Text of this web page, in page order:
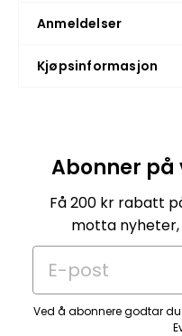
Anmeldelser
Kjøpsinformasjon
Abonner
Få 200 kr rabatt
motta
E-post
Ved å abonnere godtar